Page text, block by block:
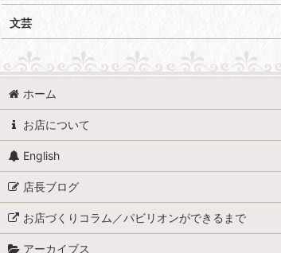
文芸
ホーム
お店について
English
店長ブログ
お店づくりコラム／パビリオンができるまで
アーカイブス